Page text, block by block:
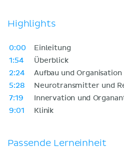
Highlights
0:00
Einleitung
1:54
Überblick
2:24
Aufbau und Organisation
5:28
Neurotransmitter und
7:19
Innervation und
9:01
Klinik
Passende Lerneinheit